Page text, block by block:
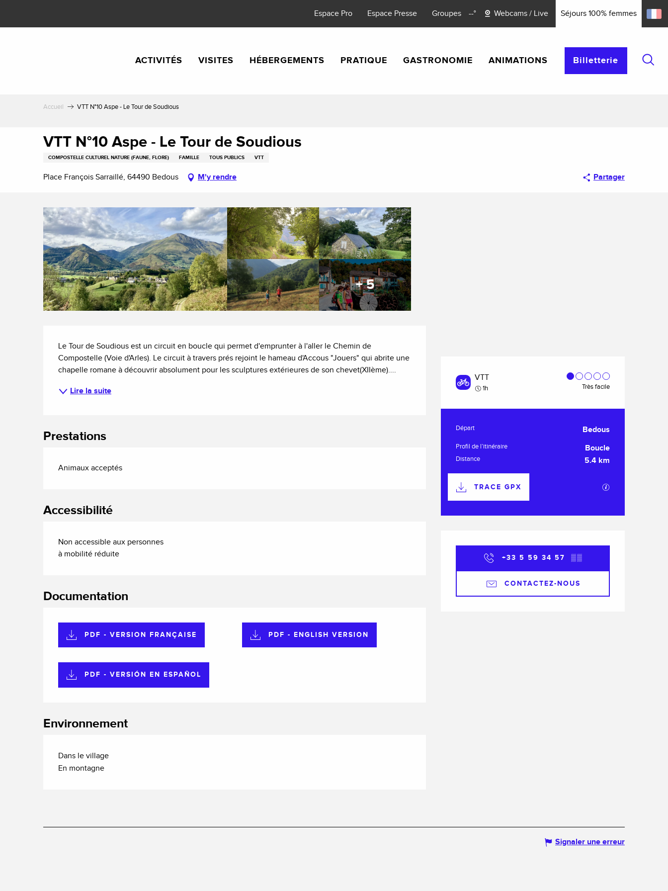
contenu
Espace Pro Espace Presse Groupes --° Webcams / Live Séjours 100% femmes
ACTIVITÉS VISITES HÉBERGEMENTS PRATIQUE GASTRONOMIE ANIMATIONS Billetterie
Accueil VTT N°10 Aspe - Le Tour de Soudious
VTT N°10 Aspe - Le Tour de Soudious
COMPOSTELLE CULTUREL NATURE (FAUNE, FLORE) FAMILLE TOUS PUBLICS VTT
Place François Sarraillé, 64490 Bedous M'y rendre Partager
VTT
1h Très facile
Informations pratiques
Départ Bedous
Profil de l’itinéraire Boucle
Distance 5.4 km
Documentation
TRACE GPX
Ouverture et
+33 5 59 34 57 ▒▒
CONTACTEZ-NOUS
+ 5
Le Tour de Soudious est un circuit en boucle qui permet d'emprunter à l'aller le Chemin de
Compostelle (Voie d'Arles). Le circuit à travers prés rejoint le hameau d'Accous "Jouers" qui abrite une
chapelle romane à découvrir absolument pour les sculptures extérieures de son chevet(XIIème)....
Lire la suite
Prestations
Animaux acceptés
Accessibilité
Non accessible aux personnes
à mobilité réduite
Documentation
PDF - VERSION FRANÇAISE PDF - ENGLISH VERSION
PDF - VERSIÓN EN ESPAÑOL
Environnement
Dans le village
En montagne
Signaler une erreur